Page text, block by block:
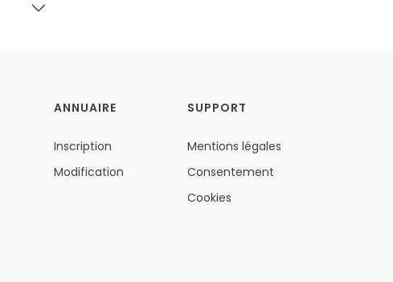
ANNUAIRE
Inscription
Modification
SUPPORT
Mentions légales
Consentement
Cookies